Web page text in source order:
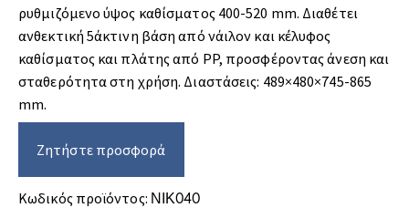
ρυθμιζόμενο ύψος καθίσματος 400-520 mm. Διαθέτει
ανθεκτική 5άκτινη βάση από νάιλον και κέλυφος
καθίσματος και πλάτης από PP, προσφέροντας άνεση και
σταθερότητα στη χρήση. Διαστάσεις: 489×480×745-865
mm.
Ζητήστε προσφορά
Κωδικός προϊόντος: ΝΙΚ040